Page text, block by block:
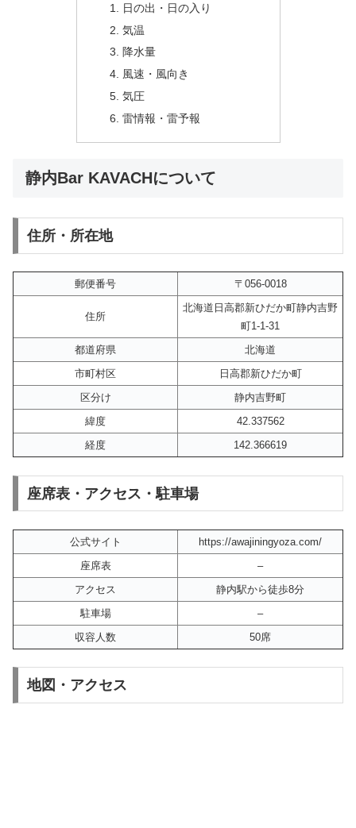
日の出・日の入り
気温
降水量
風速・風向き
気圧
雷情報・雷予報
静内Bar KAVACHについて
住所・所在地
郵便番号 〒056-0018
住所
北海道日高郡新ひだか町静内吉野
町1-1-31
都道府県
北海道
市町村区
日高郡新ひだか町
区分け
静内吉野町
緯度
42.337562
経度
142.366619
座席表・アクセス・駐車場
公式サイト
https://awajiningyoza.com/
座席表
–
アクセス
静内駅から徒歩8分
駐車場
–
収容人数
50席
地図・アクセス